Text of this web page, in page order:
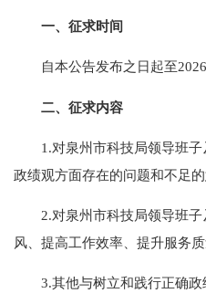
一、征求时间
自本公告发布之日起至2026
二、征求内容
1.对泉州市科技局领导班子
政绩观方面存在的问题和不足的
2.对泉州市科技局领导班子
风、提高工作效率、提升服务
3.其他与树立和践行正确政